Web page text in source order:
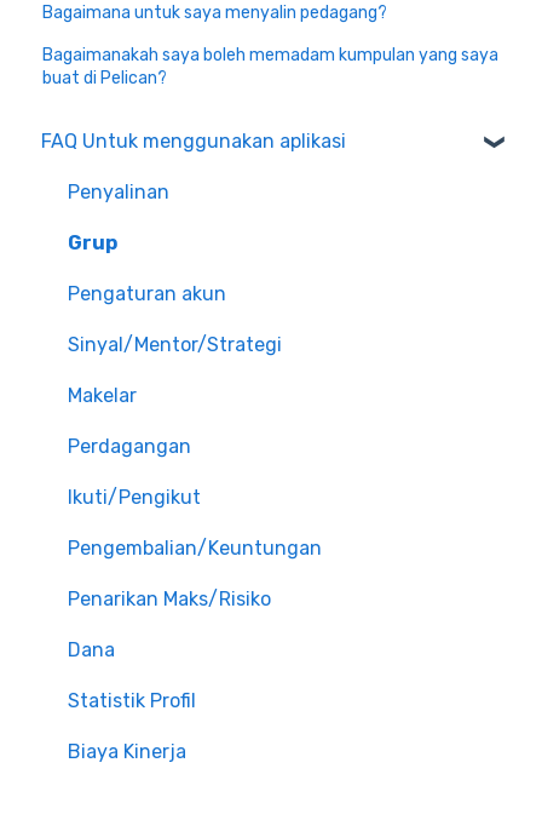
Bagaimana untuk saya menyalin pedagang?
Bagaimanakah saya boleh memadam kumpulan yang saya
buat di Pelican?
FAQ Untuk menggunakan aplikasi
Penyalinan
Grup
Pengaturan akun
Sinyal/Mentor/Strategi
Makelar
Perdagangan
Ikuti/Pengikut
Pengembalian/Keuntungan
Penarikan Maks/Risiko
Dana
Statistik Profil
Biaya Kinerja